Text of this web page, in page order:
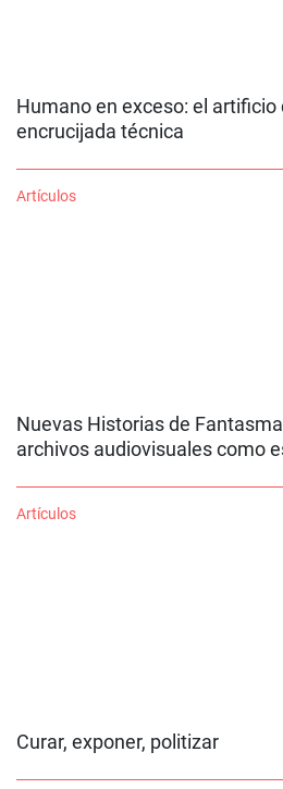
Humano en exceso: el artificio
encrucijada técnica
Artículos
Nuevas Historias de
archivos audiovisuales como
Artículos
Curar, exponer, politizar